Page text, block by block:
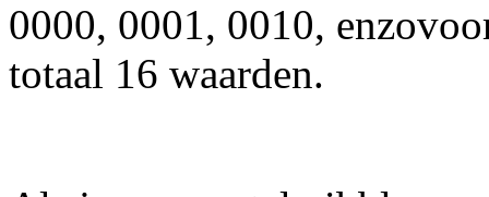
0000, 0001, 0010,
totaal 16 waarden.